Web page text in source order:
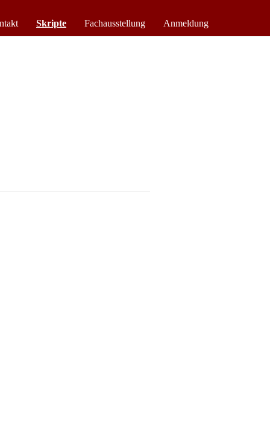
Skripte Fachausstellung Anmeldung